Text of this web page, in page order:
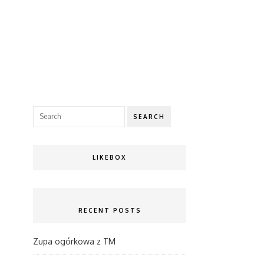
SEARCH
LIKEBOX
RECENT POSTS
Zupa ogórkowa z TM